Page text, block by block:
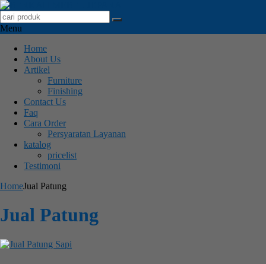
Menu
Home
About Us
Artikel
Furniture
Finishing
Contact Us
Faq
Cara Order
Persyaratan Layanan
katalog
pricelist
Testimoni
HomeJual Patung
Jual Patung